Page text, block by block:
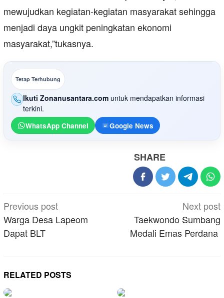
mewujudkan kegiatan-kegiatan masyarakat sehingga
menjadi daya ungkit peningkatan ekonomi
masyarakat,”tukasnya.
Tetap Terhubung
Ikuti Zonanusantara.com untuk mendapatkan informasi
terkini.
WhatsApp Channel Google News
SHARE
Post
navigation
Previous post
Warga Desa Lapeom
Dapat BLT
Next post
Taekwondo Sumbang
Medali Emas Perdana
RELATED POSTS